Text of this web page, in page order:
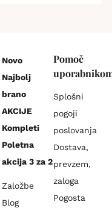
Novo
Najbolj
brano
AKCIJE
Kompleti
Poletna
akcija 3 za 2
Založbe
Blog
Pomoč
Splošni
pogoji
poslovanja
Dostava,
prevzem,
zaloga
Pogosta